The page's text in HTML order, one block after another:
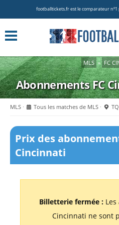
footballtickets.fr est le comparateur
MLS » FC
Abonnements FC
MLS Tous les matches de MLS
Prix des
Cincinnati
Billetterie fermée :Les
Cincinnati ne sont